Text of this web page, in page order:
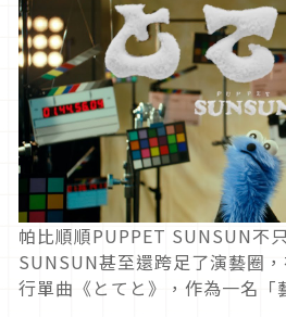
帕比順順PUPPET SUNSUN不
SUNSUN甚至還跨足了演藝圈
行單曲《とてと》，作為一名「